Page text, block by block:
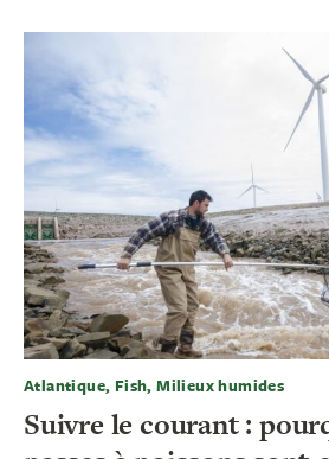
Atlantique, Fish, Milieux humides
Suivre le courant :